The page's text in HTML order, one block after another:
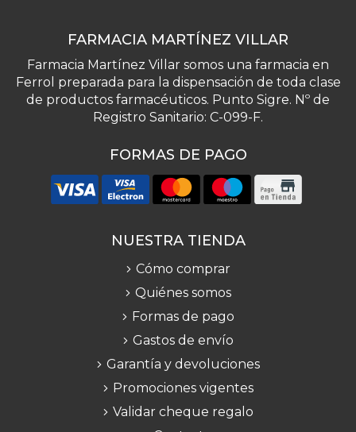
FARMACIA MARTÍNEZ VILLAR
Farmacia Martínez Villar somos una farmacia en
Ferrol preparada para la dispensación de toda clase
de productos farmacéuticos. Punto Sigre. Nº de
Registro Sanitario: C-099-F.
FORMAS DE PAGO
NUESTRA TIENDA
Cómo comprar
Quiénes somos
Formas de pago
Gastos de envío
Garantía y devoluciones
Promociones vigentes
Validar cheque regalo